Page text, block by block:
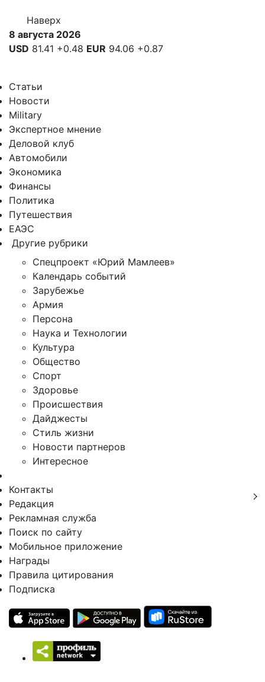
Наверх
8 августа 2026
USD 81.41 +0.48 EUR 94.06 +0.87
Статьи
Новости
Military
Экспертное мнение
Деловой клуб
Автомобили
Экономика
Финансы
Политика
Путешествия
ЕАЭС
Другие рубрики
Спецпроект «Юрий Мамлеев»
Календарь событий
Зарубежье
Армия
Персона
Наука и Технологии
Культура
Общество
Спорт
Здоровье
Происшествия
Дайджесты
Стиль жизни
Новости партнеров
Интересное
Контакты
Редакция
Рекламная служба
Поиск по сайту
Мобильное приложение
Награды
Правила цитирования
Подписка